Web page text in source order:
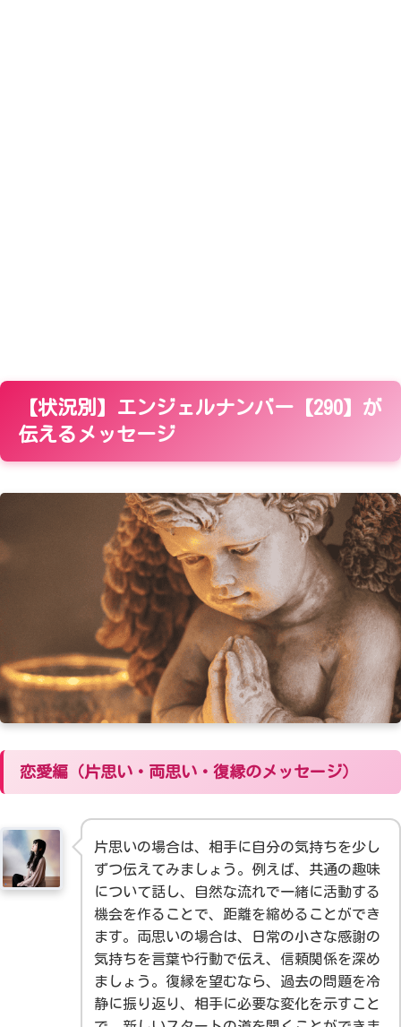
【状況別】エンジェルナンバー【290】が
伝えるメッセージ
恋愛編（片思い・両思い・復縁のメッセージ）
片思いの場合は、相手に自分の気持ちを少し
ずつ伝えてみましょう。例えば、共通の趣味
について話し、自然な流れで一緒に活動する
機会を作ることで、距離を縮めることができ
ます。両思いの場合は、日常の小さな感謝の
気持ちを言葉や行動で伝え、信頼関係を深め
ましょう。復縁を望むなら、過去の問題を冷
静に振り返り、相手に必要な変化を示すこと